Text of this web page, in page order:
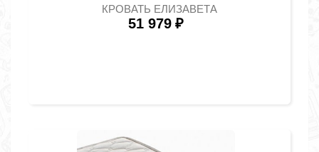
КРОВАТЬ ЕЛИЗАВЕТА
51 979 ₽